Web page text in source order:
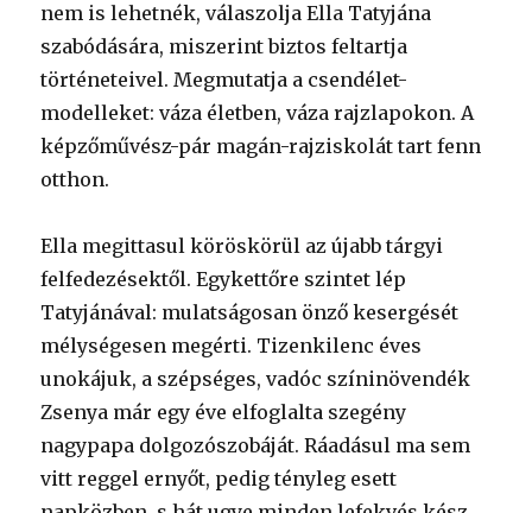
nem is lehetnék, válaszolja Ella Tatyjána
szabódására, miszerint biztos feltartja
történeteivel. Megmutatja a csendélet-
modelleket: váza életben, váza rajzlapokon. A
képzőművész-pár magán-rajziskolát tart fenn
otthon.
Ella megittasul köröskörül az újabb tárgyi
felfedezésektől. Egykettőre szintet lép
Tatyjánával: mulatságosan önző kesergését
mélységesen megérti. Tizenkilenc éves
unokájuk, a szépséges, vadóc színinövendék
Zsenya már egy éve elfoglalta szegény
nagypapa dolgozószobáját. Ráadásul ma sem
vitt reggel ernyőt, pedig tényleg esett